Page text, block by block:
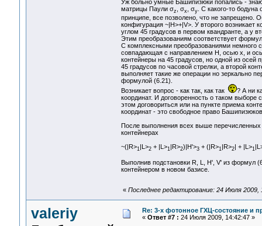
Уж больно умные Башипизюки попались -
матрицы Паули σz , σx , σy. С какого-то бодуна
принципе, все позволено, что не запрещено.
конфигурация ~|H>+|V>. У второго возникает
углом 45 градусов в первом квандранте, а у
Этим преобразованиям соответствует
С комплексными преобразованиями немного
совпадающая с направлением Н, осью х, и
контейнеры на 45 градусов, но одной из
45 градусов по часовой стрелки, а второй
выполняет такие же операции но зеркально
формулой (6.21).
Возникает вопрос - как так, как так
? А ни
координат. И договоренность о таком
этом договориться или на пункте приема
координат - это свободное право
После выполнения всех выше
контейнерах
~(|R>1 |L>2+ |L>1 |R>2)|H'>3+ (|R>1 |R>2| + |L>1
Выполнив подстановки R, L, H', V' из формул
контейнером в новом базисе.
« Последнее редактирование: 24 Июля 2009,
valeriy
Re: 3-x фотонное ГХЦ-состояние и
« Ответ #7 : 24 Июля 2009, 14:42:47 »